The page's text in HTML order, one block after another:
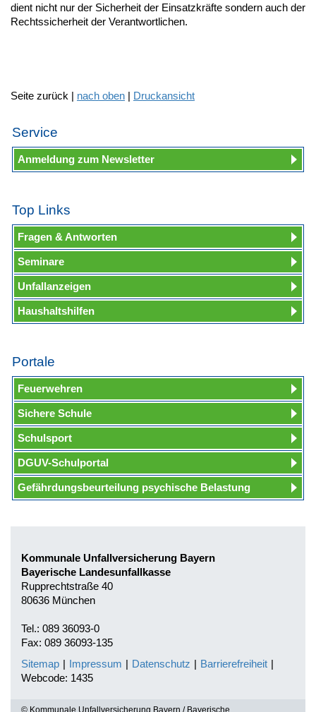
dient nicht nur der Sicherheit der Einsatzkräfte sondern auch der
Rechtssicherheit der Verantwortlichen.
Seite zurück | nach oben | Druckansicht
Service
Anmeldung zum Newsletter
Top Links
Fragen & Antworten
Seminare
Unfallanzeigen
Haushaltshilfen
Portale
Feuerwehren
Sichere Schule
Schulsport
DGUV-Schulportal
Gefährdungsbeurteilung psychische Belastung
Kommunale Unfallversicherung Bayern
Bayerische Landesunfallkasse
Rupprechtstraße 40
80636 München
Tel.: 089 36093-0
Fax: 089 36093-135
Sitemap | Impressum | Datenschutz | Barrierefreiheit |
Webcode: 1435
© Kommunale Unfallversicherung Bayern / Bayerische